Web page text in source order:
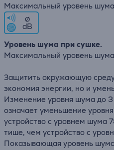
Максимальный уровень
∅
dB
Уровень шума при сушке.
Максимальный уровень
Защитить окружающую
экономия энергии, но и
Изменение уровня шума до
означает уменьшение
устройство с уровнем шума
тише, чем устройство с
Показывающая уровень шума